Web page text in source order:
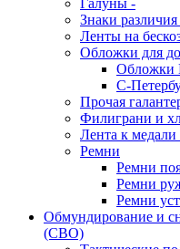
Галуны -
Знаки
Ленты на
Обложки для
Обложки
С-
Прочая
Филиграни и
Лента к медали
Ремни
Ремни
Ремни
Ремни
Обмундирование и
(СВО)